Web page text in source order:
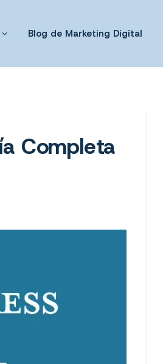
Blog de Marketing Digital
Completa